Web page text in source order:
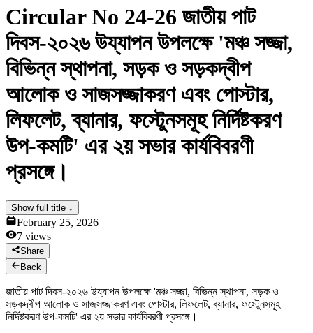
Secretariat & Staff
Members List
News & Notices
News & Notices
Publications
Media Gallery
Contact Us
Circular No 24-26 জাতীয় পাট
দিবস-২০২৬ উয্যাপন উপলক্ষে 'মঞ্চ সজ্জা,
বিভিন্ন স্থাপনা, সড়ক ও সড়কদ্বীপ
আলোক ও সাজসজ্জাকরণ এবং পোস্টার,
লিফলেট, ব্যানার, ফস্টেুনসমূহ নির্দিষ্টকরণ
উপ-কমটি' এর ২য় সভার কার্যবিবরণী
প্রসঙ্গে।
Show full title ↓
February 25, 2026
7 views
Share
Back
জাতীয় পাট দিবস-২০২৬ উয্যাপন উপলক্ষে 'মঞ্চ সজ্জা, বিভিন্ন স্থাপনা, সড়ক ও
সড়কদ্বীপ আলোক ও সাজসজ্জাকরণ এবং পোস্টার, লিফলেট, ব্যানার, ফস্টেুনসমূহ
নির্দিষ্টকরণ উপ-কমটি' এর ২য় সভার কার্যবিবরণী প্রসঙ্গে।